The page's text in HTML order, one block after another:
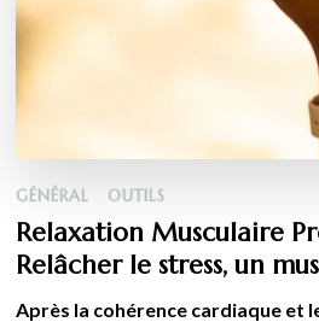
GÉNÉRAL OUTILS
Relaxation Musculaire
Relâcher le stress, un
Après la cohérence cardiaque et